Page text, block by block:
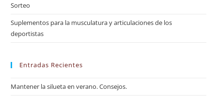
Sorteo
Suplementos para la musculatura y articulaciones de los
deportistas
Entradas Recientes
Mantener la silueta en verano. Consejos.